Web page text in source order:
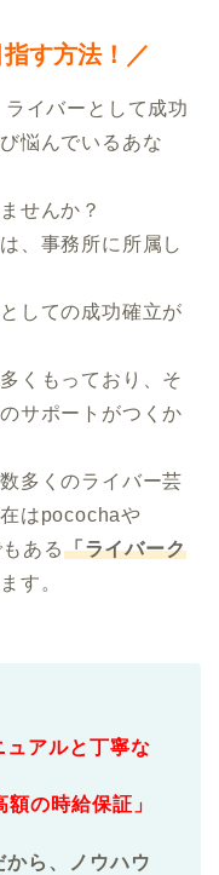
す方法！／
悩んでいるあな
せんか？
、事務所に所属し
しての成功確立が
くもっており、そ
サポートがつくか
多くのライバー芸
はpocochaや
ある「ライバーク
す。
ュアルと丁寧な
額の時給保証」
ら、ノウハウ